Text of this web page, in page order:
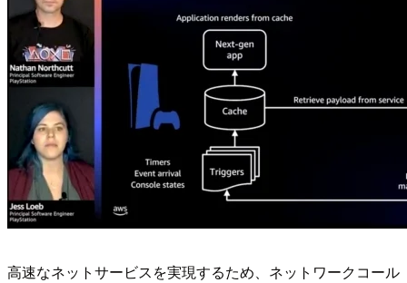
高速なネットサービスを実現するため、ネットワークコール